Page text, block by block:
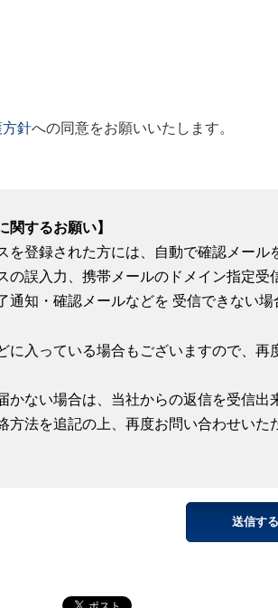
針への同意をお願いいたします。
関するお願い】
を登録された方には、自動で確認メール
の誤入力、携帯メールのドメイン指定
通知・確認メールなどを 受信できない場
に入っている場合もございますので、再
かない場合は、当社からの返信を受信
方法を追記の上、再度お問い合わせいた